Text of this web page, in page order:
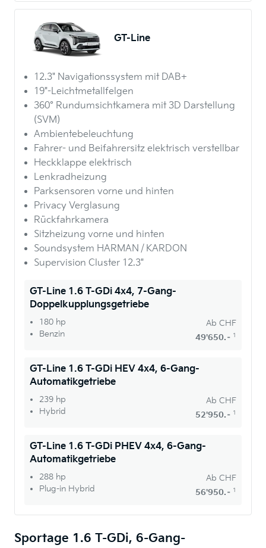
GT-Line
12.3" Navigationssystem mit DAB+
19"-Leichtmetallfelgen
360° Rundumsichtkamera mit 3D Darstellung
(SVM)
Ambientebeleuchtung
Fahrer- und Beifahrersitz elektrisch verstellbar
Heckklappe elektrisch
Lenkradheizung
Parksensoren vorne und hinten
Privacy Verglasung
Rückfahrkamera
Sitzheizung vorne und hinten
Soundsystem HARMAN / KARDON
Supervision Cluster 12.3"
GT-Line 1.6 T-GDi 4x4, 7-Gang-
Doppelkupplungsgetriebe
180 hp
Benzin
Ab CHF
49'650.– 1
GT-Line 1.6 T-GDi HEV 4x4, 6-Gang-
Automatikgetriebe
239 hp
Hybrid
Ab CHF
52'950.– 1
GT-Line 1.6 T-GDi PHEV 4x4, 6-Gang-
Automatikgetriebe
288 hp
Plug-in Hybrid
Ab CHF
56'950.– 1
Sportage 1.6 T-GDi, 6-Gang-